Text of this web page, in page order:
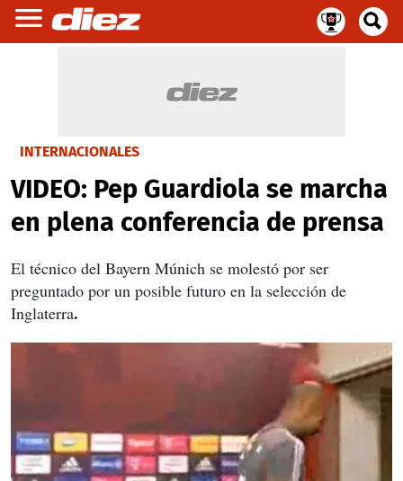
INTERNACIONALES
VIDEO: Pep Guardiola se marcha
en plena conferencia de prensa
El técnico del Bayern Múnich se molestó por ser
preguntado por un posible futuro en la selección de
Inglaterra.